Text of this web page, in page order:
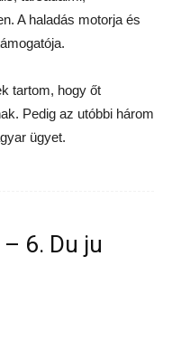
A haladás motorja és
tartom, hogy őt
Pedig az utóbbi három
ügyet.
6. Du ju